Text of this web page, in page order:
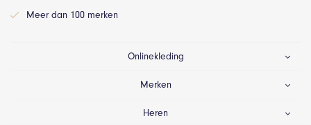
Meer dan 100 merken
Onlinekleding
Merken
Heren